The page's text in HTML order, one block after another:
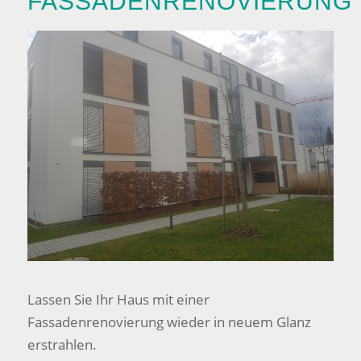
Lassen Sie Ihr Haus mit einer
Fassadenrenovierung wieder in neuem Glanz
erstrahlen.